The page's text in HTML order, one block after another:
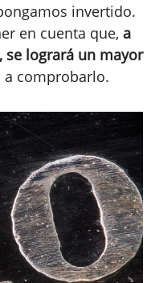
invertido.
en cuenta que, a
se logrará un mayor
a comprobarlo.